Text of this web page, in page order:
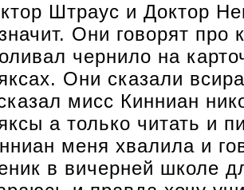
Штраус и Доктор
Они говорят
чернило на
Они сказали
мисс Кинниан
а только читать и
меня хвалила и
в вичерней школе